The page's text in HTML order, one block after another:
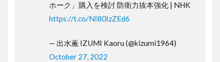
ホーク」購入を検討 防衛力抜本強化 | NHK
https://t.co/NI80IzZEd6
— 出水薫 IZUMI Kaoru (@kizumi1964)
October 27, 2022